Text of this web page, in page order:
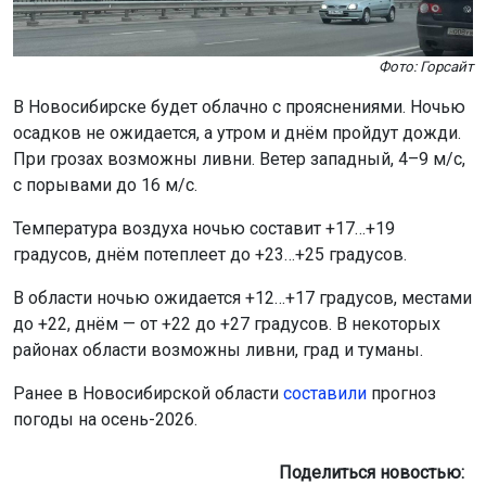
Фото: Горсайт
В Новосибирске будет облачно с прояснениями. Ночью
осадков не ожидается, а утром и днём пройдут дожди.
При грозах возможны ливни. Ветер западный, 4–9 м/с,
с порывами до 16 м/с.
Температура воздуха ночью составит +17…+19
градусов, днём потеплеет до +23…+25 градусов.
В области ночью ожидается +12…+17 градусов, местами
до +22, днём — от +22 до +27 градусов. В некоторых
районах области возможны ливни, град и туманы.
Ранее в Новосибирской области составили прогноз
погоды на осень-2026.
Поделиться новостью: